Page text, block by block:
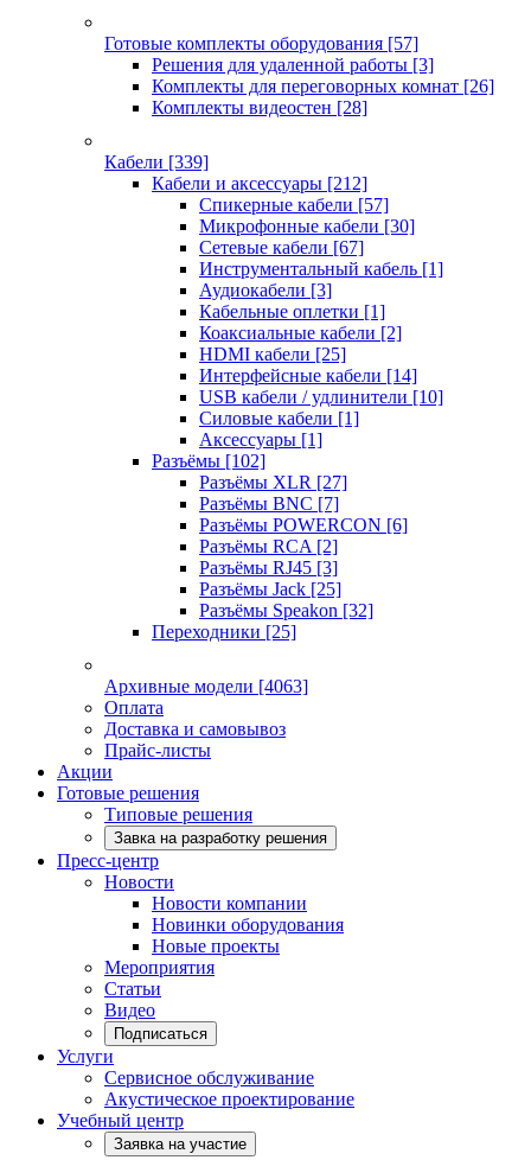
Готовые комплекты оборудования [57]
Решения для удаленной работы [3]
Комплекты для переговорных комнат [26]
Комплекты видеостен [28]
Кабели [339]
Кабели и аксессуары [212]
Спикерные кабели [57]
Микрофонные кабели [30]
Сетевые кабели [67]
Инструментальный кабель [1]
Аудиокабели [3]
Кабельные оплетки [1]
Коаксиальные кабели [2]
HDMI кабели [25]
Интерфейсные кабели [14]
USB кабели / удлинители [10]
Силовые кабели [1]
Аксессуары [1]
Разъёмы [102]
Разъёмы XLR [27]
Разъёмы BNC [7]
Разъёмы POWERCON [6]
Разъёмы RCA [2]
Разъёмы RJ45 [3]
Разъёмы Jack [25]
Разъёмы Speakon [32]
Переходники [25]
Архивные модели [4063]
Оплата
Доставка и самовывоз
Прайс-листы
Акции
Готовые решения
Типовые решения
Завка на разработку решения
Пресс-центр
Новости
Новости компании
Новинки оборудования
Новые проекты
Мероприятия
Статьи
Видео
Подписаться
Услуги
Сервисное обслуживание
Акустическое проектирование
Учебный центр
Заявка на участие